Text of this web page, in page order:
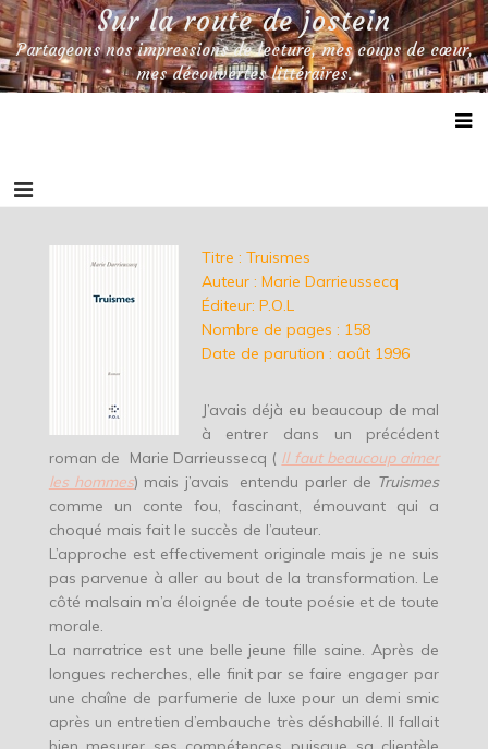
Skip
to
content
Sur la route de jostein
Partageons nos impressions de lecture, mes coups de cœur,
mes découvertes littéraires.
Titre : Truismes
Auteur : Marie Darrieussecq
Éditeur: P.O.L
Nombre de pages : 158
Date de parution : août 1996
J’avais déjà eu beaucoup de mal
à entrer dans un précédent
roman de Marie Darrieussecq ( Il faut beaucoup aimer
les hommes) mais j’avais entendu parler de Truismes
comme un conte fou, fascinant, émouvant qui a
choqué mais fait le succès de l’auteur.
L’approche est effectivement originale mais je ne suis
pas parvenue à aller au bout de la transformation. Le
côté malsain m’a éloignée de toute poésie et de toute
morale.
La narratrice est une belle jeune fille saine. Après de
longues recherches, elle finit par se faire engager par
une chaîne de parfumerie de luxe pour un demi smic
après un entretien d’embauche très déshabillé. Il fallait